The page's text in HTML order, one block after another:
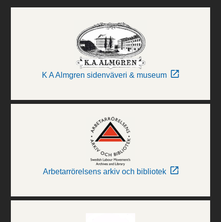
K A Almgren sidenväveri & museum
Arbetarrörelsens arkiv och bibliotek